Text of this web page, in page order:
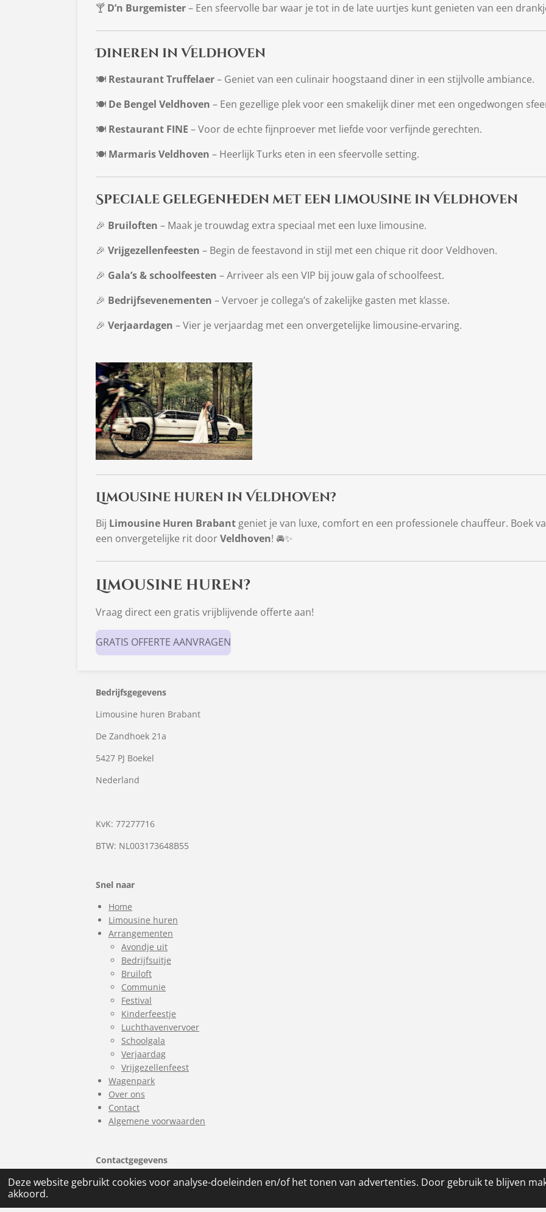
Deze website gebruikt cookies voor analyse-doeleinden en/of het tonen van advertenties. Door gebruik te blijven
akkoord.
🍸 D’n Burgemister– Een sfeervolle bar waar je tot in de late uurtjes kunt genieten van een
Dineren in Veldhoven
🍽 Restaurant Truffelaer– Geniet van een culinair hoogstaand diner in een stijlvolle ambiance.
🍽 De Bengel Veldhoven – Een gezellige plek voor een smakelijk diner met een ongedwongen
🍽 Restaurant FINE – Voor de echte fijnproever met liefde voor verfijnde gerechten.
🍽 Marmaris Veldhoven – Heerlijk Turks eten in een sfeervolle setting.
Speciale gelegenheden met een limousine in Veldhoven
🎉 Bruiloften – Maak je trouwdag extra speciaal met een luxe limousine.
🎉 Vrijgezellenfeesten – Begin de feestavond in stijl met een chique rit door Veldhoven.
🎉 Gala’s & schoolfeesten – Arriveer als een VIP bij jouw gala of schoolfeest.
🎉 Bedrijfsevenementen – Vervoer je collega’s of zakelijke gasten met klasse.
🎉 Verjaardagen – Vier je verjaardag met een onvergetelijke limousine-ervaring.
Limousine huren in Veldhoven?
Bij Limousine Huren Brabant geniet je van luxe, comfort en een professionele chauffeur. Boek
een onvergetelijke rit doorVeldhoven! 🚘✨
Limousine huren?
Vraag direct een gratis vrijblijvende offerte aan!
GRATIS OFFERTE AANVRAGEN
Bedrijfsgegevens
Limousine huren Brabant
De Zandhoek 21a
5427 PJ Boekel
Nederland
KvK: 77277716
BTW: NL003173648B55
Snel naar
Home
Limousine huren
Arrangementen
Avondje uit
Bedrijfsuitje
Bruiloft
Communie
Festival
Kinderfeestje
Luchthavenvervoer
Schoolgala
Verjaardag
Vrijgezellenfeest
Wagenpark
Over ons
Contact
Algemene voorwaarden
Contactgegevens
info@limousinehurenbrabant.nl